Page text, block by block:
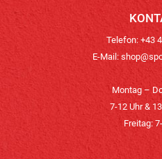
Telefon: +43
E-Mail:
Montag –
7-12 Uhr &
Freitag: